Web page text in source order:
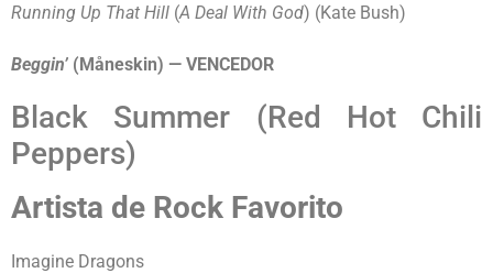
Running Up That Hill (A Deal With God) (Kate Bush)
Beggin’ (Måneskin) — VENCEDOR
Black Summer (Red Hot Chili
Peppers)
Artista de Rock Favorito
Imagine Dragons